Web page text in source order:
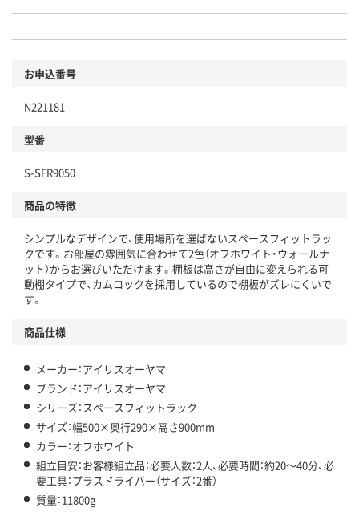
お申込番号
N221181
型番
S-SFR9050
商品の特徴
シンプルなデザインで、使用場所を選ばないスペースフィットラッ
クです。お部屋の雰囲気に合わせて2色（オフホワイト・ウォールナ
ット）からお選びいただけます。棚板は高さが自由に変えられる可
動棚タイプで、カムロックを採用しているので棚板がズレにくいで
す。
商品仕様
メーカー：アイリスオーヤマ
ブランド：アイリスオーヤマ
シリーズ：スペースフィットラック
サイズ：幅500×奥行290×高さ900mm
カラー：オフホワイト
組立目安：お客様組立品：必要人数：2人、必要時間：約20～40分、必
要工具：プラスドライバー（サイズ：2番）
質量：11800g